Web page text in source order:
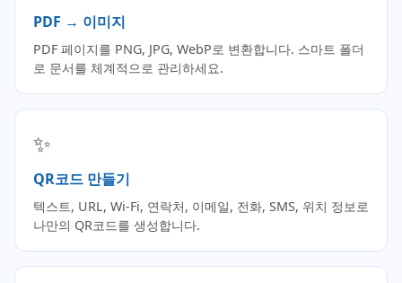
PDF → 이미지
PDF 페이지를 PNG, JPG, WebP로 변환합니다. 스마트 폴더
로 문서를 체계적으로 관리하세요.
✨
QR코드 만들기
텍스트, URL, Wi-Fi, 연락처, 이메일, 전화, SMS, 위치 정보로
나만의 QR코드를 생성합니다.